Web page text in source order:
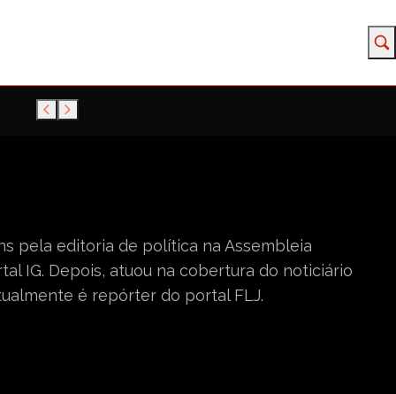
pela editoria de política na Assembleia
IG. Depois, atuou na cobertura do noticiário
é repórter do portal FLJ.